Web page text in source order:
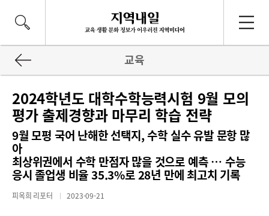
교육
2024학년도 대학수학능력시험 9월 모의
평가 출제경향과 마무리 학습 전략
9월 모평 국어 난해한 선택지, 수학 실수 유발 문항 많
아
최상위권에서 수학 만점자 많을 것으로 예측 … 수능
응시 졸업생 비율 35.3%로 28년 만에 최고치 기록
피옥희 리포터 2023-09-21